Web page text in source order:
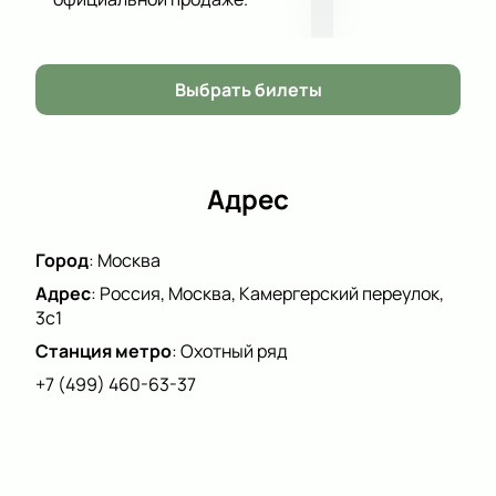
Обратите внимание, возможна смена актёрского
состава.
Выбрать билеты
Адрес
Город: Москва
Адрес: Россия, Москва, Камергерский переулок,
3с1
Станция метро:Охотный ряд
+7 (499) 460-63-37